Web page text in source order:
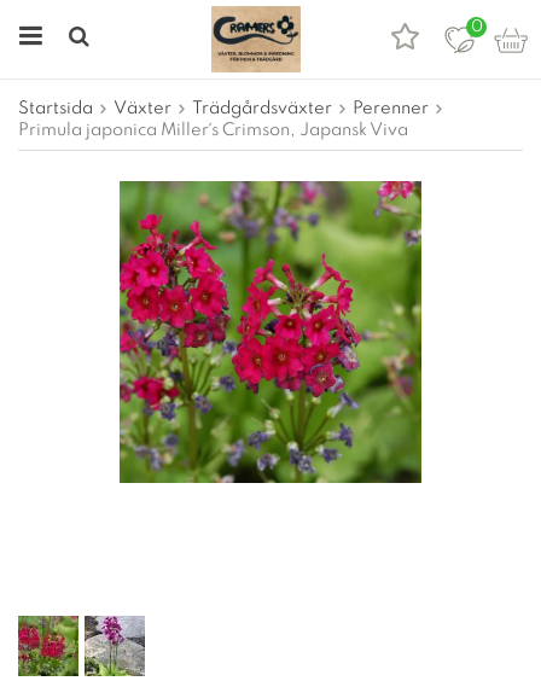
0
Startsida Växter Trädgårdsväxter
Perenner
Primula japonica Miller´s Crimson, Japansk Viva